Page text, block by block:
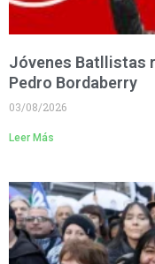
Jóvenes Batllistas
Pedro Bordaberry
03/08/2026
Leer Más